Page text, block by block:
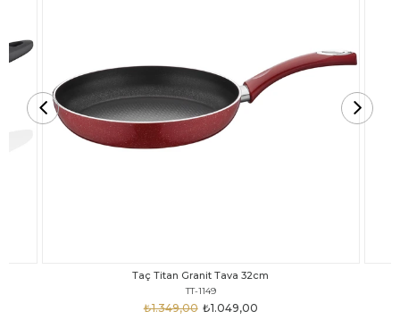
Taç Titan Granit Tava 30cm
TT-1148
₺999,00
₺1.875,00